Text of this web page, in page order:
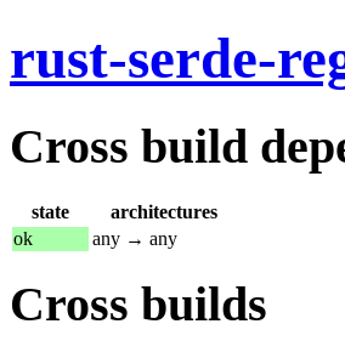
rust-serde-
Cross build
state
architectures
ok
any → any
Cross builds